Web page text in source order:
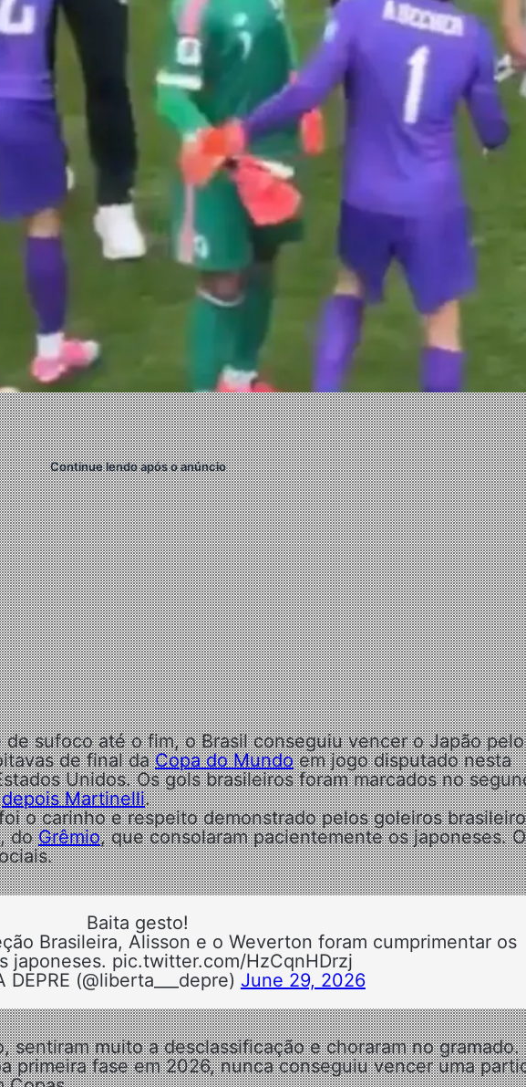
Continue lendo após o anúncio
sufoco até o fim, o Brasil conseguiu vencer o Japão pelo
de final daCopa do Mundoem jogo disputado nesta
Unidos. Os gols brasileiros foram marcados no
depois Martinelli.
o carinho e respeito demonstrado pelos goleiros
doGrêmio, que consolaram pacientemente os japoneses.
Baita gesto!
Brasileira, Alisson e o Weverton foram cumprimentar os
japoneses. pic.twitter.com/HzCqnHDrzj
DEPRE (@liberta___depre) June 29, 2026
sentiram muito a desclassificação e choraram no gramado.
primeira fase em 2026, nunca conseguiu vencer uma